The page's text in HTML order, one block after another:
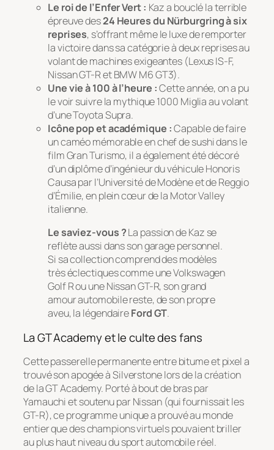
Le roi de l’Enfer Vert : Kaz a bouclé la terrible
épreuve des24 Heures du Nürburgring à six
reprises, s’offrant même le luxe de remporter
la victoire dans sa catégorie à deux reprises au
volant de machines exigeantes (Lexus IS-F,
Nissan GT-R et BMW M6 GT3).
Une vie à 100 à l’heure :Cette année, on a pu
le voir suivre la mythique1000 Migliaau volant
d’une Toyota Supra.
Icône pop et académique :Capable de faire
un caméo mémorable en chef de sushi dans le
filmGran Turismo, il a également été décoré
d’un diplôme d’ingénieur du véhiculeHonoris
Causapar l’Université de Modène et de Reggio
d’Émilie, en plein cœur de la Motor Valley
italienne.
Le saviez-vous ?La passion de Kaz se
reflète aussi dans son garage personnel.
Si sa collection comprend des modèles
très éclectiques comme une Volkswagen
Golf R ou une Nissan GT-R, son grand
amour automobile reste, de son propre
aveu, la légendaireFord GT.
La GT Academy et le culte des fans
Cette passerelle permanente entre bitume et pixel a
trouvé son apogée à Silverstone lors de la création
de laGT Academy. Porté à bout de bras par
Yamauchi et soutenu par Nissan (qui fournissait les
GT-R), ce programme unique a prouvé au monde
entier que des champions virtuels pouvaient briller
au plus haut niveau du sport automobile réel.